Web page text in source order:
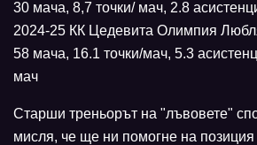
30 мача, 8,7 точки/ мач, 2.8
2024-25 КК Цедевита Олимпия
58 мача, 16.1 точки/мач, 5.3
мач
Старши треньорът на "лъвовете"
мисля, че ще ни помогне на